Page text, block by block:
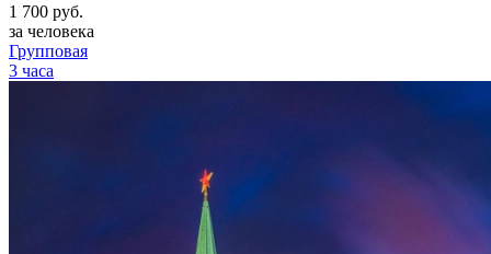
1 700 руб.
за человека
Групповая
3 часа